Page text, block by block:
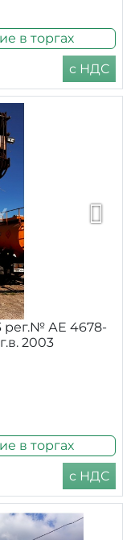
в торгах
с НДС
рег.№ АЕ 4678-
2003
в торгах
с НДС